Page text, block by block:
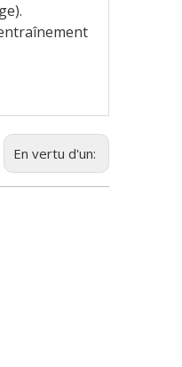
En vertu d'un: